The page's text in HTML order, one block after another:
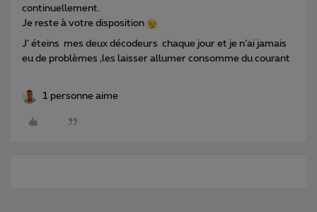
continuellement.
Je reste à votre disposition
J’ éteins mes deux décodeurs chaque jour et je n’ai jamais
eu de problèmes ,les laisser allumer consomme du courant
1 personne aime